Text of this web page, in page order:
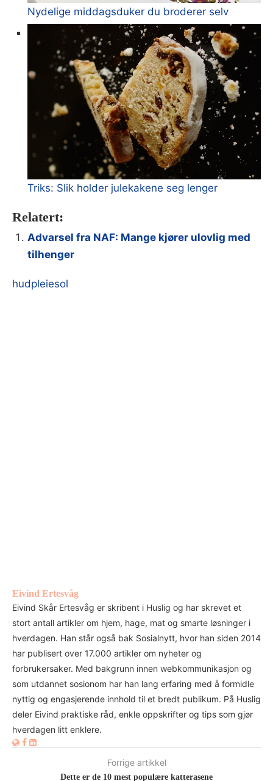
Nydelige middagsduker du broderer selv
Triks: Slik holder julekakene seg lenger
Relatert:
Advarsel fra NAF: Mange kjører ulovlig med
tilhenger
hudpleiesol
Eivind Ertesvåg
Eivind Skår Ertesvåg er skribent i Huslig og har skrevet et
stort antall artikler om hjem, hage, mat og smarte løsninger i
hverdagen. Han står også bak Sosialnytt, hvor han siden 2014
har publisert over 17.000 artikler om nyheter og
forbrukersaker. Med bakgrunn innen webkommunikasjon og
som utdannet sosionom har han lang erfaring med å formidle
nyttig og engasjerende innhold til et bredt publikum. På Huslig
deler Eivind praktiske råd, enkle oppskrifter og tips som gjør
hverdagen litt enklere.
Forrige artikkel
Dette er de 10 mest populære katterasene